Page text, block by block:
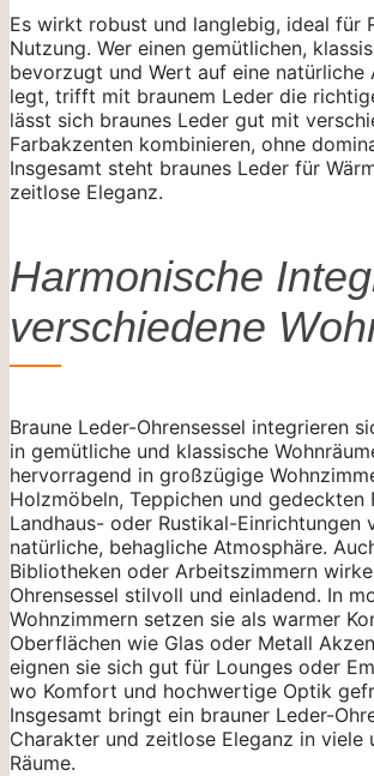
Es wirkt robust und langlebig, ideal für
Nutzung. Wer einen gemütlichen,
bevorzugt und Wert auf eine natürliche
legt, trifft mit braunem Leder die
lässt sich braunes Leder gut mit
Farbakzenten kombinieren, ohne
Insgesamt steht braunes Leder für
zeitlose Eleganz.
Harmonische
verschiedene
Braune Leder-Ohrensessel integrieren
in gemütliche und klassische
hervorragend in großzügige
Holzmöbeln, Teppichen und gedeckten
Landhaus- oder Rustikal-Einrichtungen
natürliche, behagliche Atmosphäre.
Bibliotheken oder Arbeitszimmern
Ohrensessel stilvoll und einladend. In
Wohnzimmern setzen sie als warmer
Oberflächen wie Glas oder Metall
eignen sie sich gut für Lounges oder
wo Komfort und hochwertige Optik
Insgesamt bringt ein brauner Leder-
Charakter und zeitlose Eleganz in viele
Räume.